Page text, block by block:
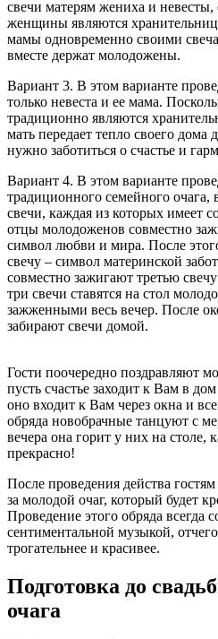
свечи матерям жениха и
женщины являются
мамы одновременно своими
вместе держат молодожены.
Вариант 3. В этом варианте
только невеста и ее мама.
традиционно являются
мать передает тепло своего дома
нужно заботиться о счастье и
Вариант 4. В этом варианте
традиционного семейного очага,
свечи, каждая из которых имеет
отцы молодоженов совместно
символ любви и мира. После
свечу – символ материнской
совместно зажигают третью
три свечи ставятся на стол
зажженными весь вечер. После
забирают свечи домой.
Гости поочередно поздравляют
пусть счастье заходит к Вам в
оно входит к Вам через окна и
обряда новобрачные танцуют с
вечера она горит у них на столе,
прекрасно!
После проведения действа
за молодой очаг, который будет
Проведение этого обряда всегда
сентиментальной музыкой,
трогательнее и красивее.
Подготовка до
очага